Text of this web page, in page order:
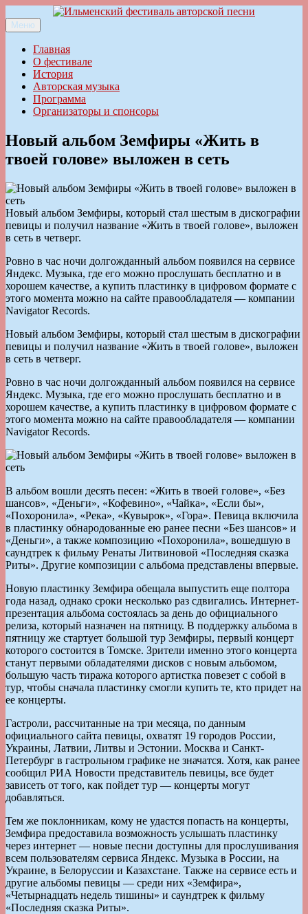
к
содержимому
Ильменский фестиваль авторской песни
Меню
Главная
О фестивале
История
Авторская музыка
Программа
Организаторы и спонсоры
Новый альбом Земфиры «Жить в
твоей голове» выложен в сеть
Новый альбом Земфиры, который стал шестым в дискографии
певицы и получил название «Жить в твоей голове», выложен
в сеть в четверг.
Ровно в час ночи долгожданный альбом появился на сервисе
Яндекс. Музыка, где его можно прослушать бесплатно и в
хорошем качестве, а купить пластинку в цифровом формате с
этого момента можно на сайте правообладателя — компании
Navigator Records.
Новый альбом Земфиры, который стал шестым в дискографии
певицы и получил название «Жить в твоей голове», выложен
в сеть в четверг.
Ровно в час ночи долгожданный альбом появился на сервисе
Яндекс. Музыка, где его можно прослушать бесплатно и в
хорошем качестве, а купить пластинку в цифровом формате с
этого момента можно на сайте правообладателя — компании
Navigator Records.
В альбом вошли десять песен: «Жить в твоей голове», «Без
шансов», «Деньги», «Кофевино», «Чайка», «Если бы»,
«Похоронила», «Река», «Кувырок», «Гора». Певица включила
в пластинку обнародованные ею ранее песни «Без шансов» и
«Деньги», а также композицию «Похоронила», вошедшую в
саундтрек к фильму Ренаты Литвиновой «Последняя сказка
Риты». Другие композиции с альбома представлены впервые.
Новую пластинку Земфира обещала выпустить еще полтора
года назад, однако сроки несколько раз сдвигались. Интернет-
презентация альбома состоялась за день до официального
релиза, который назначен на пятницу. В поддержку альбома в
пятницу же стартует большой тур Земфиры, первый концерт
которого состоится в Томске. Зрители именно этого концерта
станут первыми обладателями дисков с новым альбомом,
большую часть тиража которого артистка повезет с собой в
тур, чтобы сначала пластинку смогли купить те, кто придет на
ее концерты.
Гастроли, рассчитанные на три месяца, по данным
официального сайта певицы, охватят 19 городов России,
Украины, Латвии, Литвы и Эстонии. Москва и Санкт-
Петербург в гастрольном графике не значатся. Хотя, как ранее
сообщил РИА Новости представитель певицы, все будет
зависеть от того, как пойдет тур — концерты могут
добавляться.
Тем же поклонникам, кому не удастся попасть на концерты,
Земфира предоставила возможность услышать пластинку
через интернет — новые песни доступны для прослушивания
всем пользователям сервиса Яндекс. Музыка в России, на
Украине, в Белоруссии и Казахстане. Также на сервисе есть и
другие альбомы певицы — среди них «Земфира»,
«Четырнадцать недель тишины» и саундтрек к фильму
«Последняя сказка Риты».